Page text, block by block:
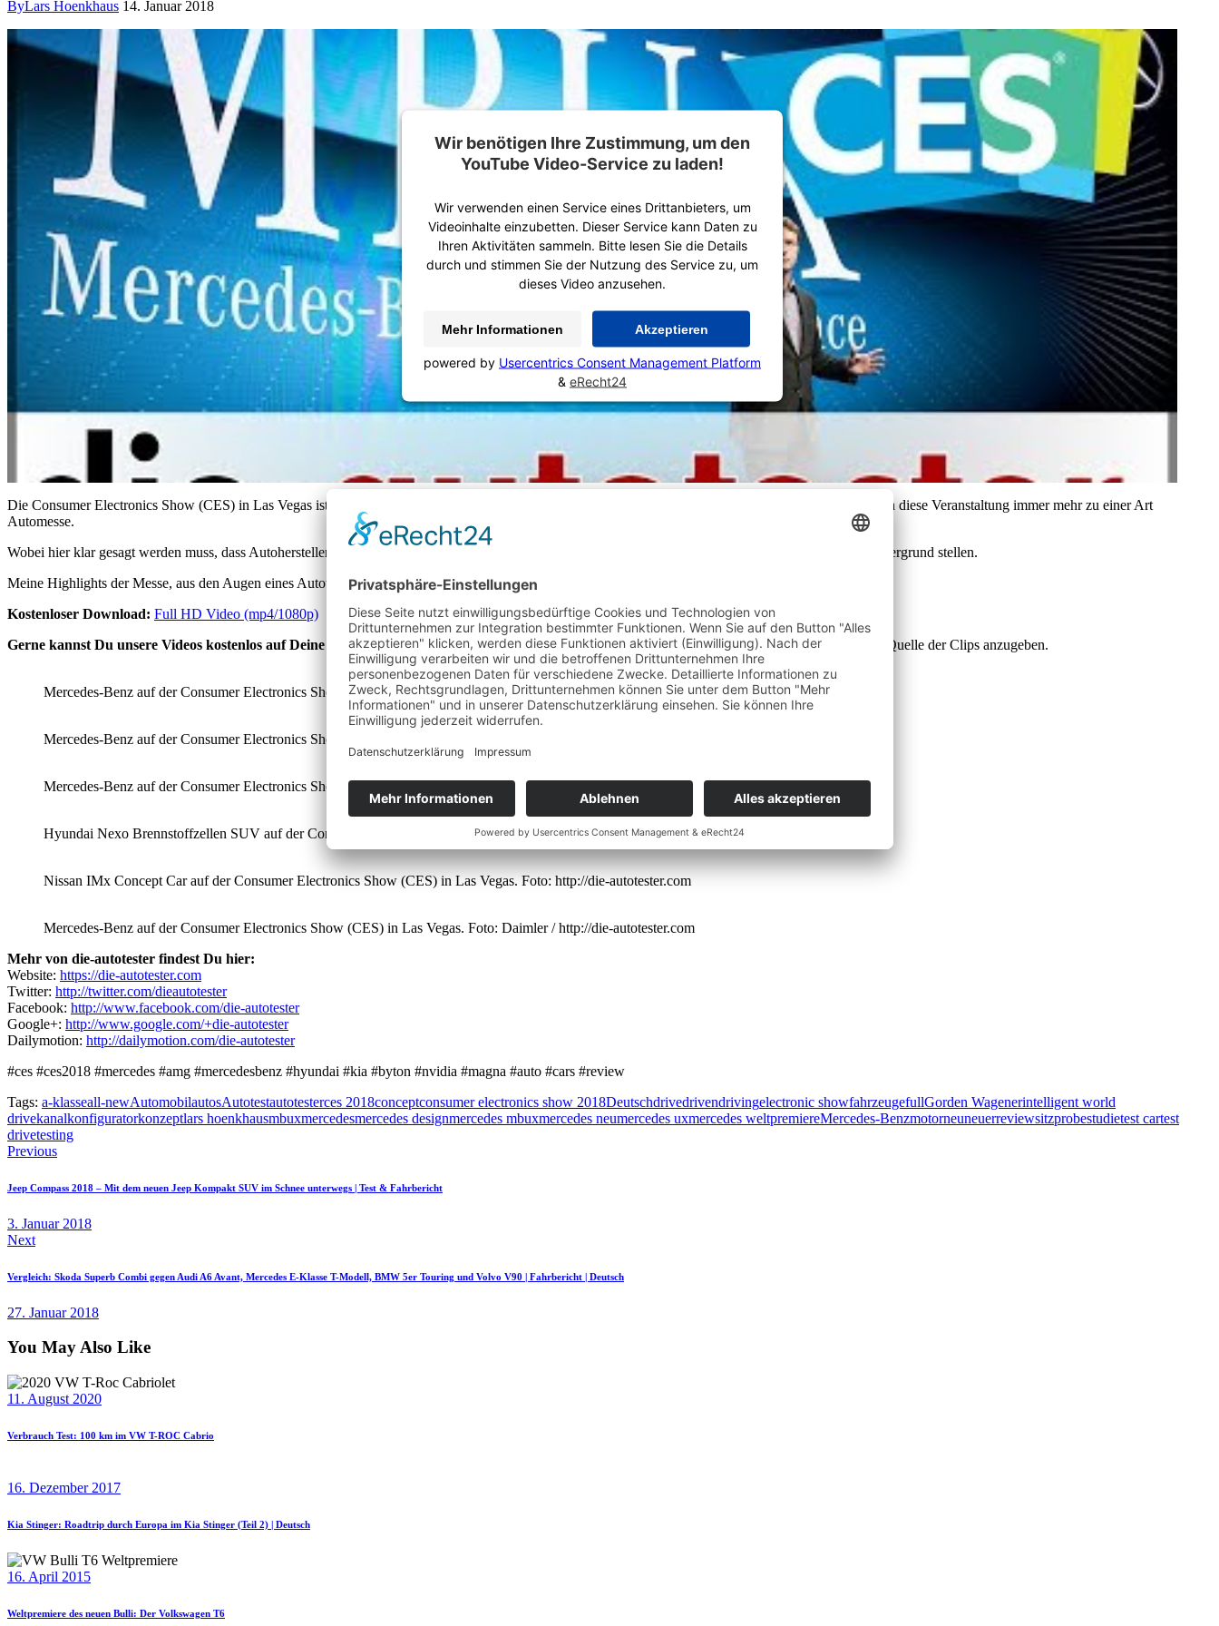
ByLars Hoenkhaus 14. Januar 2018
Wir benötigen Ihre Zustimmung, um den
YouTube Video-Service zu laden!
Wir verwenden einen Service eines Drittanbieters, um
Videoinhalte einzubetten. Dieser Service kann Daten zu
Ihren Aktivitäten sammeln. Bitte lesen Sie die Details
durch und stimmen Sie der Nutzung des Service zu, um
dieses Video anzusehen.
Mehr Informationen Akzeptieren
powered by Usercentrics Consent Management Platform
& eRecht24
Die Consumer Electronics Show (CES) in Las Vegas ist die größte Messe ihrer Art. Doch durch den Einzug modernster Technik in unsere Autos wird auch diese Veranstaltung immer mehr zu einer Art
Automesse.
Wobei hier klar gesagt werden muss, dass Autohersteller wie z.B. Mercedes auf der CES weniger die reinen Fahrzeuge als neue Technologien in den Vordergrund stellen.
Meine Highlights der Messe, aus den Augen eines Autotesters zeig ich Euch in meinem Bericht von der CES 2018. Quelle: https://die-autotester.com
Kostenloser Download: Full HD Video (mp4/1080p)
Gerne kannst Du unsere Videos kostenlos auf Deine Seite/Channel hochladen oder einbinden.Wir möchten Dich nur bitten ‚die-autotester.com‘ als Quelle der Clips anzugeben.
Mercedes-Benz auf der Consumer Electronics Show (CES) in Las Vegas. Foto: Daimler / http://die-autotester.com
Mercedes-Benz auf der Consumer Electronics Show (CES) in Las Vegas. Foto: Daimler / http://die-autotester.com
Mercedes-Benz auf der Consumer Electronics Show (CES) in Las Vegas. Foto: Daimler / http://die-autotester.com
Hyundai Nexo Brennstoffzellen SUV auf der Consumer Electronics Show (CES) in Las Vegas. Foto: http://die-autotester.com
Nissan IMx Concept Car auf der Consumer Electronics Show (CES) in Las Vegas. Foto: http://die-autotester.com
Mercedes-Benz auf der Consumer Electronics Show (CES) in Las Vegas. Foto: Daimler / http://die-autotester.com
Mehr von die-autotester findest Du hier:
Website: https://die-autotester.com
Twitter: http://twitter.com/dieautotester
Facebook: http://www.facebook.com/die-autotester
Google+: http://www.google.com/+die-autotester
Dailymotion: http://dailymotion.com/die-autotester
#ces #ces2018 #mercedes #amg #mercedesbenz #hyundai #kia #byton #nvidia #magna #auto #cars #review
Tags: a-klasseall-newAutomobilautosAutotestautotesterces 2018conceptconsumer electronics show 2018Deutschdrivedrivendrivingelectronic showfahrzeugefullGorden Wagenerintelligent world
drivekanalkonfiguratorkonzeptlars hoenkhausmbuxmercedesmercedes designmercedes mbuxmercedes neumercedes uxmercedes weltpremiereMercedes-Benzmotorneuneuerreviewsitzprobestudietest cartest
drivetesting
Beitragsnavigation
Previous
Jeep Compass 2018 – Mit dem neuen Jeep Kompakt SUV im Schnee unterwegs | Test & Fahrbericht
3. Januar 2018
Next
Vergleich: Skoda Superb Combi gegen Audi A6 Avant, Mercedes E-Klasse T-Modell, BMW 5er Touring und Volvo V90 | Fahrbericht | Deutsch
27. Januar 2018
You May Also Like
11. August 2020
Verbrauch Test: 100 km im VW T-ROC Cabrio
16. Dezember 2017
Kia Stinger: Roadtrip durch Europa im Kia Stinger (Teil 2) | Deutsch
16. April 2015
Weltpremiere des neuen Bulli: Der Volkswagen T6